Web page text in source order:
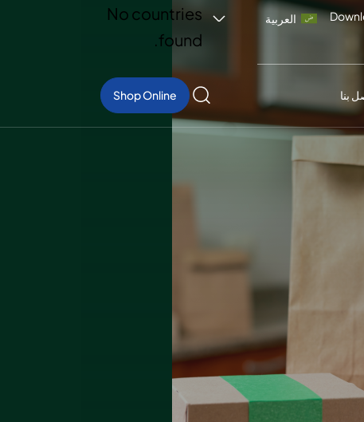
العربية
No countries
found.
بنا Shop Online